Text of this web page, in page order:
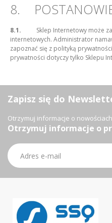
8.
8.1. Sklep Internetowy może
internetowych. Administrator
zapoznać się z polityką
prywatności dotyczy tylko Sklepu
Zapisz się do
Otrzymuj informacje o
Otrzymuj informacje o
Subskrybuj
nasz
newsletter: